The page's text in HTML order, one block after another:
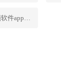
音乐视频软件app下载安装免费